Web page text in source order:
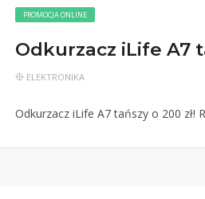
PROMOCJA ONLINE
Odkurzacz iLife A7
ELEKTRONIKA
Odkurzacz iLife A7 tańszy o 200 zł!